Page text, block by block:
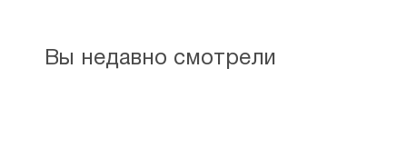
Вы недавно смотрели